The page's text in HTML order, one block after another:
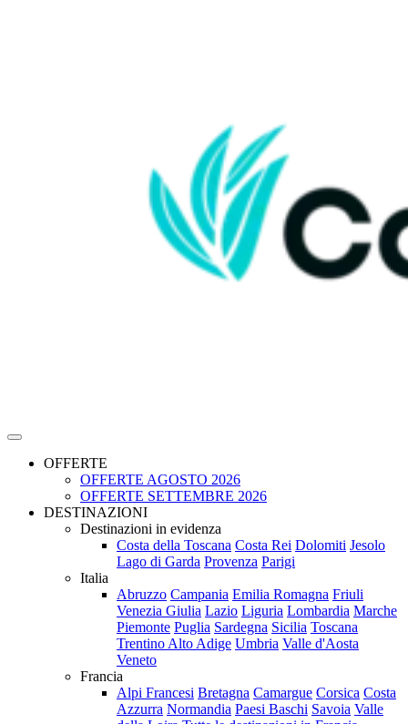
OFFERTE
OFFERTE AGOSTO 2026
OFFERTE SETTEMBRE 2026
DESTINAZIONI
Destinazioni in evidenza
Costa della Toscana Costa Rei Dolomiti Jesolo
Lago di Garda Provenza Parigi
Italia
Abruzzo Campania Emilia Romagna Friuli
Venezia Giulia Lazio Liguria Lombardia Marche
Piemonte Puglia Sardegna Sicilia Toscana
Trentino Alto Adige Umbria Valle d'Aosta
Veneto
Francia
Alpi Francesi Bretagna Camargue Corsica Costa
Azzurra Normandia Paesi Baschi Savoia Valle